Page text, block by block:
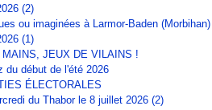
(2)
ou imaginées à Larmor-Baden (Morbihan)
(1)
JEUX DE VILAINS !
du début de l'été 2026
ÉLECTORALES
du Thabor le 8 juillet 2026 (2)